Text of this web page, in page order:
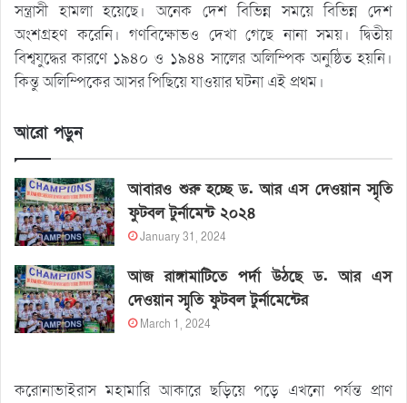
সন্ত্রাসী হামলা হয়েছে। অনেক দেশ বিভিন্ন সময়ে বিভিন্ন দেশ
অংশগ্রহণ করেনি। গণবিক্ষোভও দেখা গেছে নানা সময়। দ্বিতীয়
বিশ্বযুদ্ধের কারণে ১৯৪০ ও ১৯৪৪ সালের অলিম্পিক অনুষ্ঠিত হয়নি।
কিন্তু অলিম্পিকের আসর পিছিয়ে যাওয়ার ঘটনা এই প্রথম।
আরো পড়ুন
আবারও শুরু হচ্ছে ড. আর এস দেওয়ান স্মৃতি
ফুটবল টুর্নামেন্ট ২০২৪
January 31, 2024
আজ রাঙ্গামাটিতে পর্দা উঠছে ড. আর এস
দেওয়ান স্মৃতি ফুটবল টুর্নামেন্টের
March 1, 2024
করোনাভাইরাস মহামারি আকারে ছড়িয়ে পড়ে এখনো পর্যন্ত প্রাণ